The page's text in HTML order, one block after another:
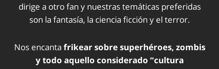
dirige a otro fan y nuestras temáticas preferidas
son la fantasía, la ciencia ficción y el terror.
Nos encanta frikear sobre superhéroes, zombis
y todo aquello considerado “cultura